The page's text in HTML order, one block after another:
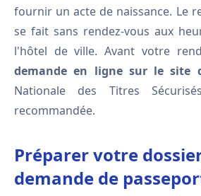
fournir un acte de naissance. Le
se fait sans rendez-vous aux
l'hôtel de ville. Avant votre
demande en ligne sur le site
Nationale des Titres
recommandée.
Préparer votre
demande de